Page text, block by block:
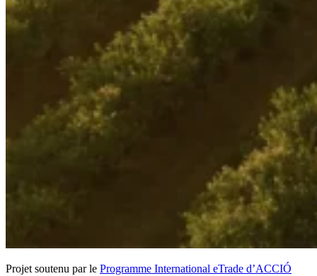
Projet soutenu par le Programme International eTrade d’ACCIÓ